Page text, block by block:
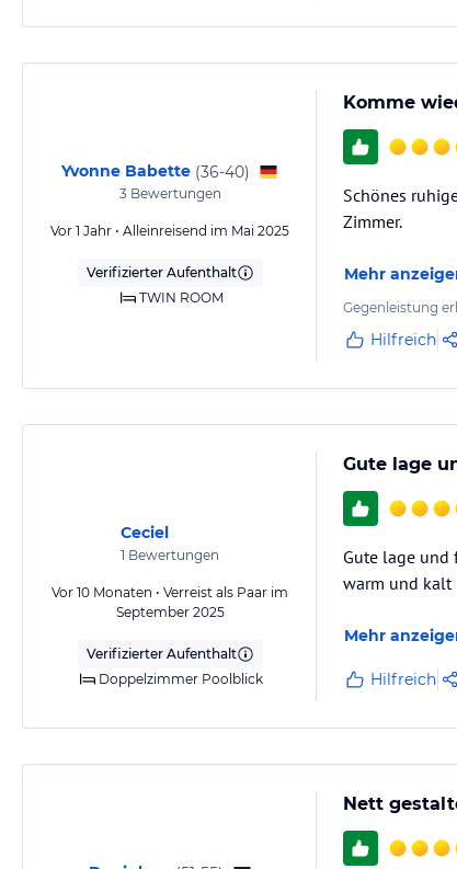
Yvonne Babette (36-40)
3Bewertungen
Vor 1 Jahr • Alleinreisend im Mai 2025
Verifizierter Aufenthalt
TWIN ROOM
Komme
Schönes
Zimmer.
Mehr
Gegenleistung
Hilfreich
Ceciel
1 Bewertungen
Vor 10 Monaten • Verreist als Paar im
September 2025
Verifizierter Aufenthalt
Doppelzimmer Poolblick
Gute lage
Gute lage und
warm und kalt
Mehr
Hilfreich
Nett